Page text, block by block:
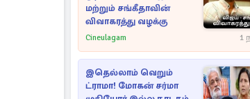
மற்றும் சங்கீதாவின்
விவாகரத்து வழக்கு
Cineulagam 1
இதெல்லாம் வெறும்
ட்ராமா! மோகன் சர்மா